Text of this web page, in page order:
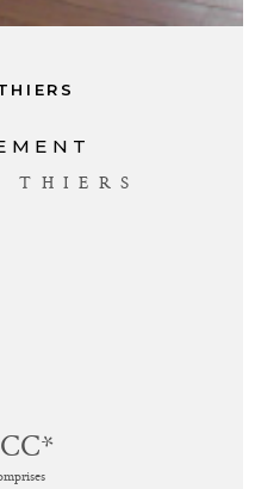
THIERS
CC*